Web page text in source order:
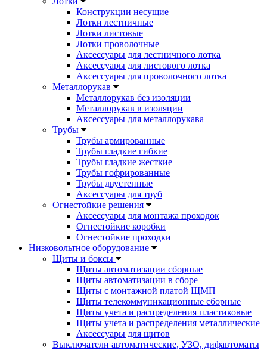
Конструкции несущие
Лотки лестничные
Лотки листовые
Лотки проволочные
Аксессуары для лестничного лотка
Аксессуары для листового лотка
Аксессуары для проволочного лотка
Металлорукав
Металлорукав без изоляции
Металлорукав в изоляции
Аксессуары для металлорукава
Трубы
Трубы армированные
Трубы гладкие гибкие
Трубы гладкие жесткие
Трубы гофрированные
Трубы двустенные
Аксессуары для труб
Огнестойкие решения
Аксессуары для монтажа проходок
Огнестойкие коробки
Огнестойкие проходки
Низковольтное оборудование
Щиты и боксы
Щиты автоматизации сборные
Щиты автоматизации в сборе
Щиты с монтажной платой ЩМП
Щиты телекоммуникационные сборные
Щиты учета и распределения пластиковые
Щиты учета и распределения металлические
Аксессуары для щитов
Выключатели автоматические, УЗО, дифавтоматы